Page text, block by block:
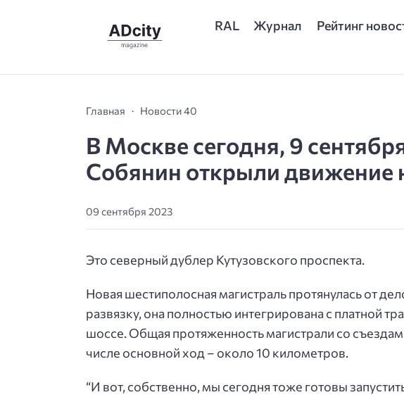
RAL Журнал Рейтинг
Главная Новости 40
В Москве сегодня, 9
Собянин открыли движение
09 сентября 2023
Это северный дублер Кутузовского проспекта.
Новая шестиполосная магистраль протянулась от
развязку, она полностью интегрирована с
шоссе. Общая протяженность магистрали со
числе основной ход – около 10 километров.
“И вот, собственно, мы сегодня тоже готовы